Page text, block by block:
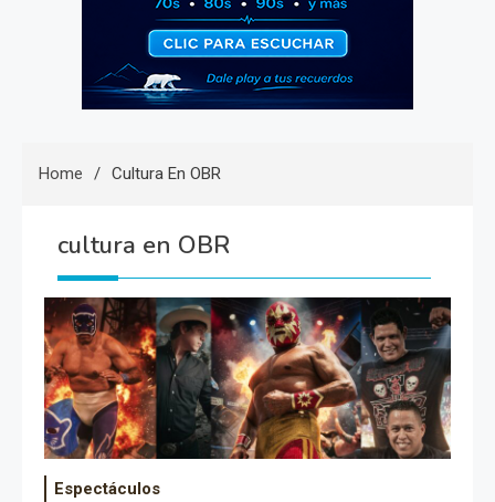
Home Cultura En OBR
cultura en OBR
Espectáculos